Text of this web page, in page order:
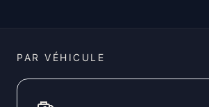
PAR VÉHICULE